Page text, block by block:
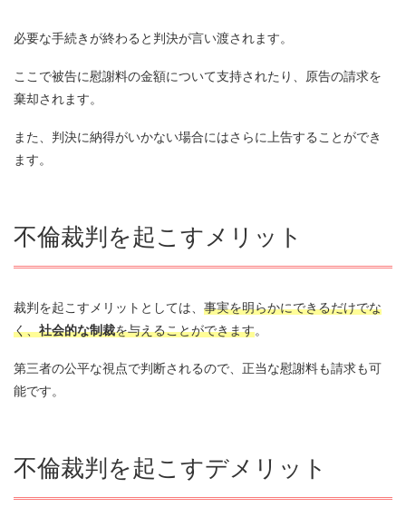
必要な手続きが終わると判決が言い渡されます。
ここで被告に慰謝料の金額について支持されたり、原告の請求を
棄却されます。
また、判決に納得がいかない場合にはさらに上告することができ
ます。
不倫裁判を起こすメリット
裁判を起こすメリットとしては、 事実を明らかにできるだけでな
く、社会的な制裁を与えることができます。
第三者の公平な視点で判断されるので、正当な慰謝料も請求も可
能です。
不倫裁判を起こすデメリット